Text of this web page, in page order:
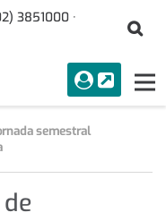
3851000 ·
menuAcceso
Buscar
semestral